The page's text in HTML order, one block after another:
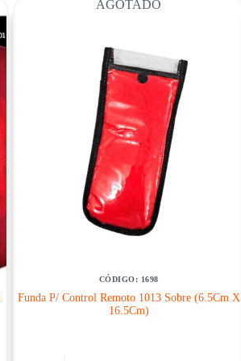
AGOTADO
CÓDIGO: 1698
Funda P/ Control Remoto 1013 Sobre (6.5Cm X
16.5Cm)